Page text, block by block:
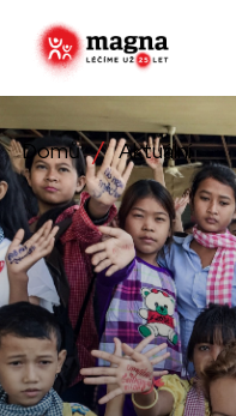
NAŠE PRÁCE
O NÁS
AKTUÁLNÍ
ZAPOJTE SE
Domů Aktuální